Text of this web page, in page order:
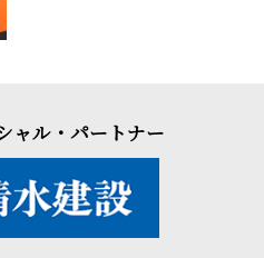
ャル・パートナー